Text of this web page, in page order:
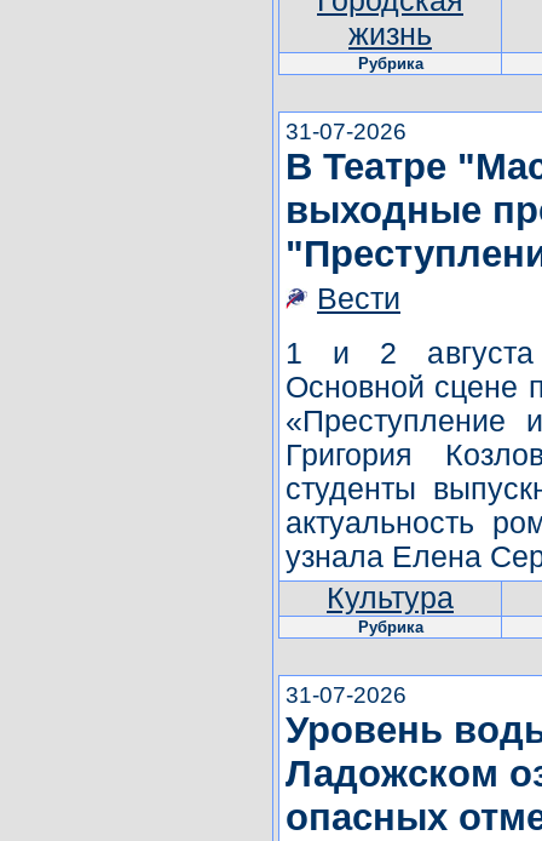
жизнь
Рубрика
31-07-2026
В Театре
выходные
Вести
1 и 2 августа
Основной сцене
«Преступление
Григория
студенты
актуальность
узнала Елена
Культура
Рубрика
31-07-2026
Уровень
Ладожском
опасных